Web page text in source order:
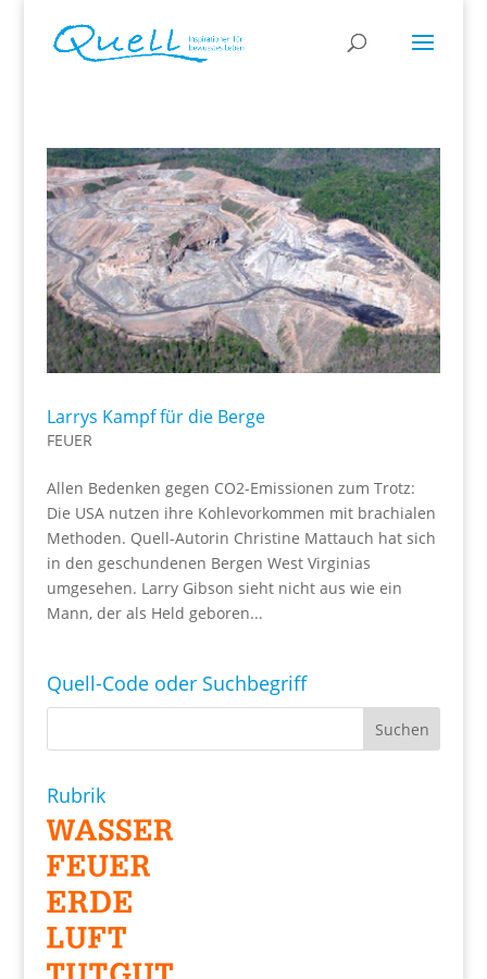
Larrys Kampf für die Berge
FEUER
Allen Bedenken gegen CO2-Emissionen zum Trotz:
Die USA nutzen ihre Kohlevorkommen mit brachialen
Methoden. Quell-Autorin Christine Mattauch hat sich
in den geschundenen Bergen West Virginias
umgesehen. Larry Gibson sieht nicht aus wie ein
Mann, der als Held geboren...
Quell-Code oder Suchbegriff
Rubrik